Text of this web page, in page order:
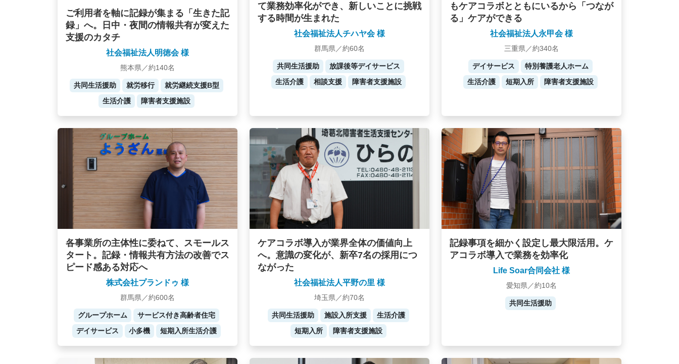
ご利用者を軸に記録が集まる「生きた記
録」へ。日中・夜間の情報共有が変えた
支援のカタチ
社会福祉法人明徳会 様
熊本県／約140名
共同生活援助 就労移行
就労継続支援B型
生活介護
障害者支援施設
て業務効率化ができ、新しいことに挑戦
する時間が生まれた
社会福祉法人チハヤ会 様
群馬県／約60名
共同生活援助
放課後等デイサービス
生活介護
相談支援 障害者支援施設
もケアコラボとともにいるから「つなが
る」ケアができる
社会福祉法人永甲会 様
三重県／約340名
デイサービス
特別養護老人ホーム
生活介護
短期入所 障害者支援施設
各事業所の主体性に委ねて、スモールス
タート。記録・情報共有方法の改善でス
ピード感ある対応へ
株式会社プランドゥ 様
群馬県／約600名
グループホーム
サービス付き高齢者住宅
デイサービス
小多機 短期入所生活介護
ケアコラボ導入が業界全体の価値向上
へ。意識の変化が、新卒7名の採用につ
ながった
社会福祉法人平野の里 様
埼玉県／約70名
共同生活援助 施設入所支援
生活介護
短期入所
障害者支援施設
記録事項を細かく設定し最大限活用。ケ
アコラボ導入で業務を効率化
Life Soar合同会社 様
愛知県／約10名
共同生活援助